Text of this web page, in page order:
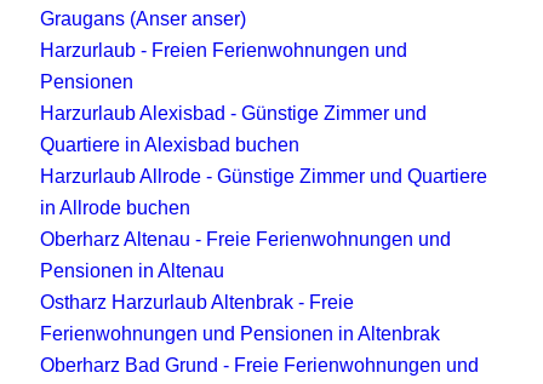
Graugans (Anser anser)
Harzurlaub - Freien Ferienwohnungen und
Pensionen
Harzurlaub Alexisbad - Günstige Zimmer und
Quartiere in Alexisbad buchen
Harzurlaub Allrode - Günstige Zimmer und Quartiere
in Allrode buchen
Oberharz Altenau - Freie Ferienwohnungen und
Pensionen in Altenau
Ostharz Harzurlaub Altenbrak - Freie
Ferienwohnungen und Pensionen in Altenbrak
Oberharz Bad Grund - Freie Ferienwohnungen und